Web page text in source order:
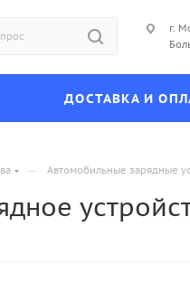
г.
ДОСТАВКА И
— Автомобильные зарядные